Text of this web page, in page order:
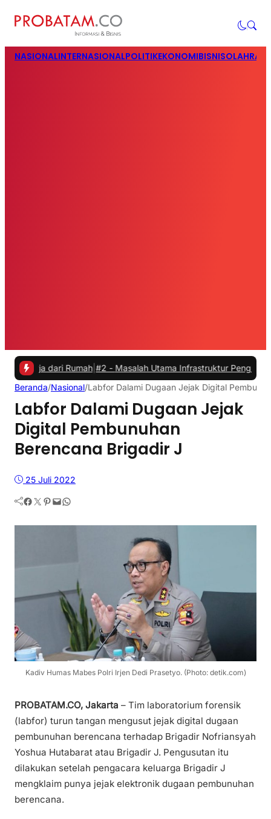
NASIONALINTERNASIONALPOLITIKEKONOMIBISNIS
dari Rumah|#2 -Masalah Utama Infrastruktur Pengisian Daya
Beranda/Nasional/Labfor Dalami Dugaan Jejak Digital
Labfor Dalami Dugaan Jejak
Digital Pembunuhan
Berencana Brigadir J
25 Juli 2022
Facebook Twitter Pinterest Mail WhatsApp
Kadiv Humas Mabes Polri Irjen Dedi Prasetyo. (Photo: detik.com)
PROBATAM.CO, Jakarta – Tim laboratorium forensik
(labfor) turun tangan mengusut jejak digital dugaan
pembunuhan berencana terhadap Brigadir Nofriansyah
Yoshua Hutabarat atau Brigadir J. Pengusutan itu
dilakukan setelah pengacara keluarga Brigadir J
mengklaim punya jejak elektronik dugaan pembunuhan
berencana.